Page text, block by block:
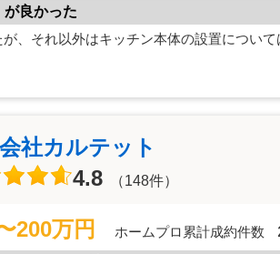
が良かった
、それ以外はキッチン本体の設置につい
社カルテット
4.8
（148件）
200万円 ホームプロ累計成約件数